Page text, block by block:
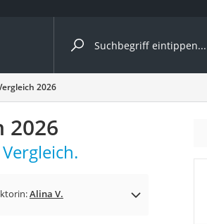
nach Kategorie
2026
2026
Alina V.